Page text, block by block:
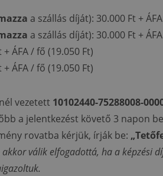
a szállás díját): 30.000 Ft +
a szállás díját): 30.000 Ft +
ÁFA / fő (19.050 Ft)
ÁFA / fő (19.050 Ft)
vezetett 10102440-75288008-
a jelentkezést követő 3 napon
rovatba kérjük, írják be:
akkor válik elfogadottá, ha a képzési